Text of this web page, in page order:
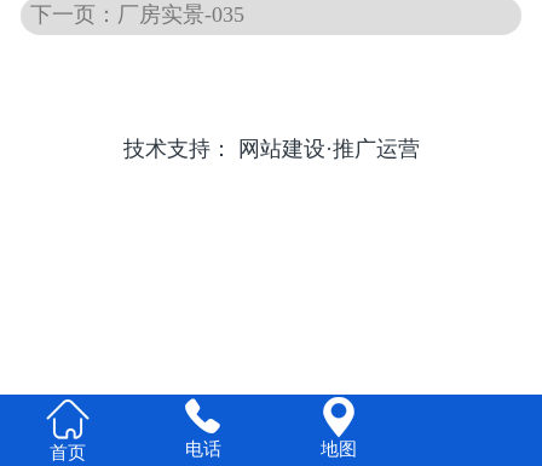
下一页：厂房实景-035
技术支持： 网站建设·推广运营
首页

电话

地图